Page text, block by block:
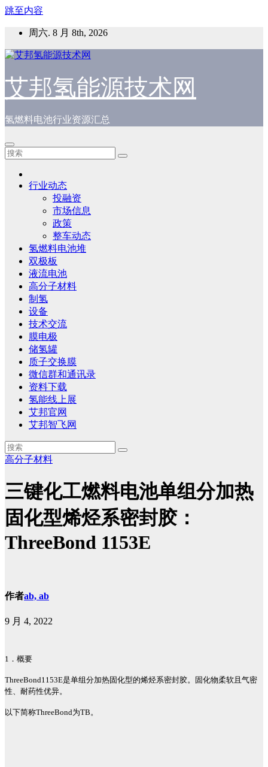
跳至内容
周六. 8 月 8th, 2026
艾邦氢能源技术网
氢燃料电池行业资源汇总
行业动态
投融资
市场信息
政策
整车动态
氢燃料电池堆
双极板
液流电池
高分子材料
制氢
设备
技术交流
膜电极
储氢罐
质子交换膜
微信群和通讯录
资料下载
氢能线上展
艾邦官网
艾邦智飞网
高分子材料
三键化工燃料电池单组分加热
固化型烯烃系密封胶：
ThreeBond 1153E
作者ab, ab
9 月 4, 2022
1 ．概要
ThreeBond1153E是单组分加热固化型的烯烃系密封胶。固化物柔软且气密
性、耐药性优异。
以下简称ThreeBond为TB。